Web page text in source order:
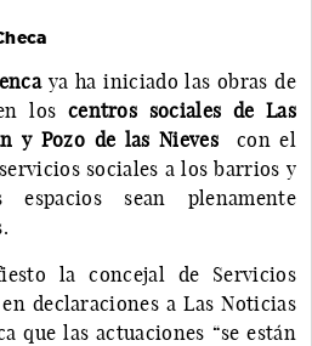
ya ha iniciado las obras de
los centros sociales de Las
y Pozo de las Nieves
con el
sociales a los barrios y
sean plenamente
la concejal de Servicios
declaraciones a Las Noticias
que las actuaciones “se están